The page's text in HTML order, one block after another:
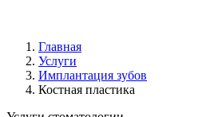
Главная
Услуги
Имплантация зубов
Костная пластика